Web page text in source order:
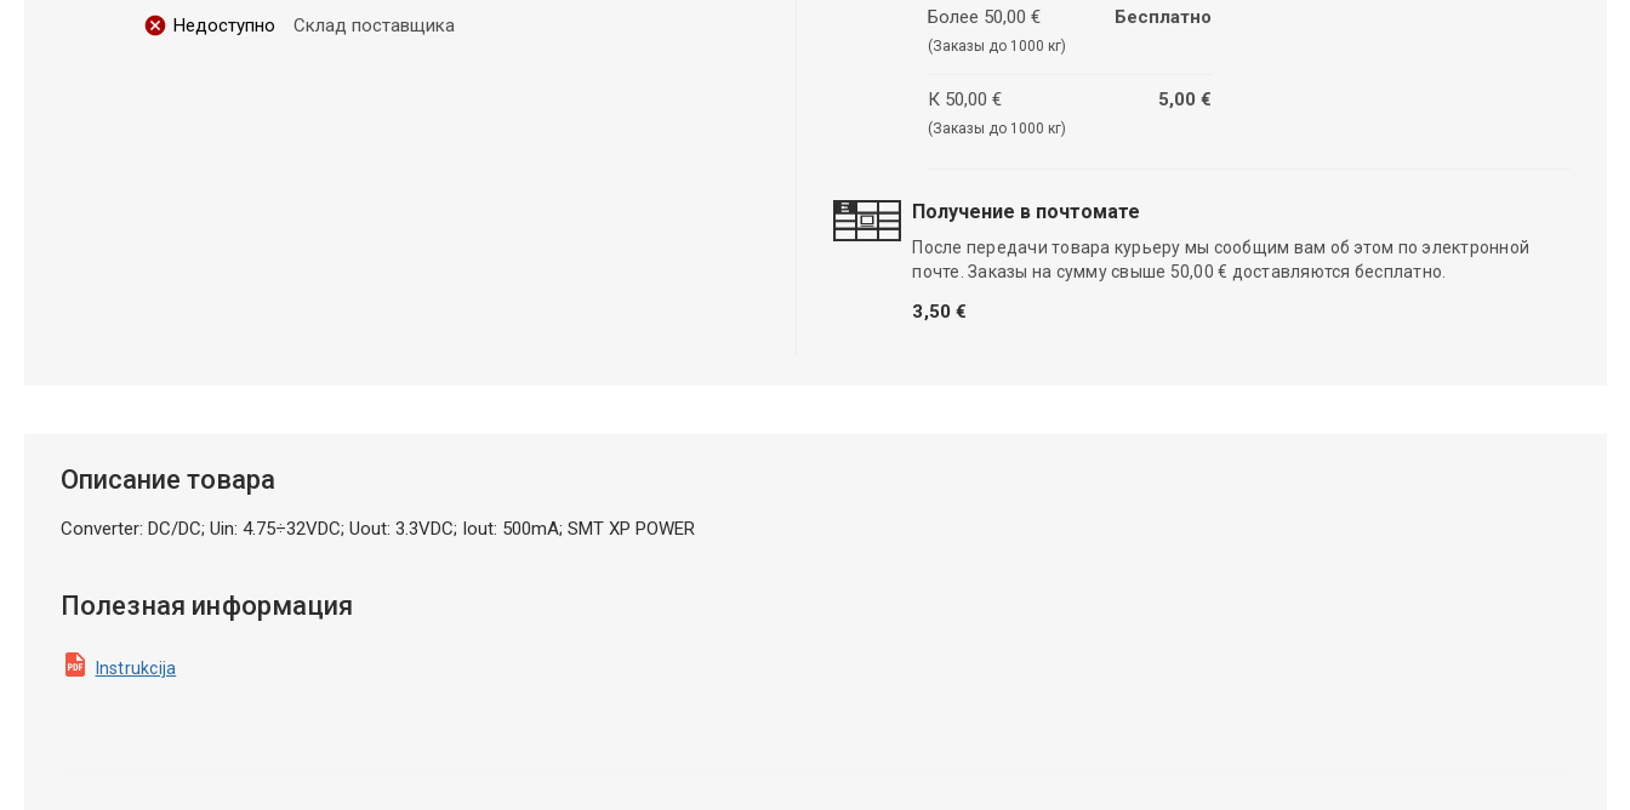
Недоступно Склад поставщика Более 50,00 €
(Заказы до 1000 кг)
Бесплатно
К 50,00 €
(Заказы до 1000 кг)
5,00 €
Получение в почтомате
После передачи товара курьеру мы сообщим вам об этом по электронной
почте. Заказы на сумму свыше 50,00 € доставляются бесплатно.
3,50 €
Описание товара
Converter: DC/DC; Uin: 4.75÷32VDC; Uout: 3.3VDC; Iout: 500mA; SMT XP POWER
Полезная информация
Instrukcija